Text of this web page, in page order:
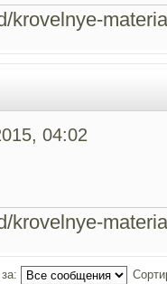
krovelnye-
04:02
krovelnye-